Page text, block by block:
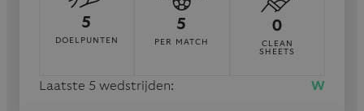
5
DOELPUNTEN
5
PER MATCH
0
CLEAN
SHEETS
Laatste 5 wedstrijden: W